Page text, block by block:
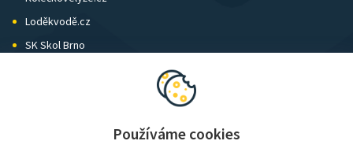
Loděkvodě.cz
SK Skol Brno
Používáme cookies